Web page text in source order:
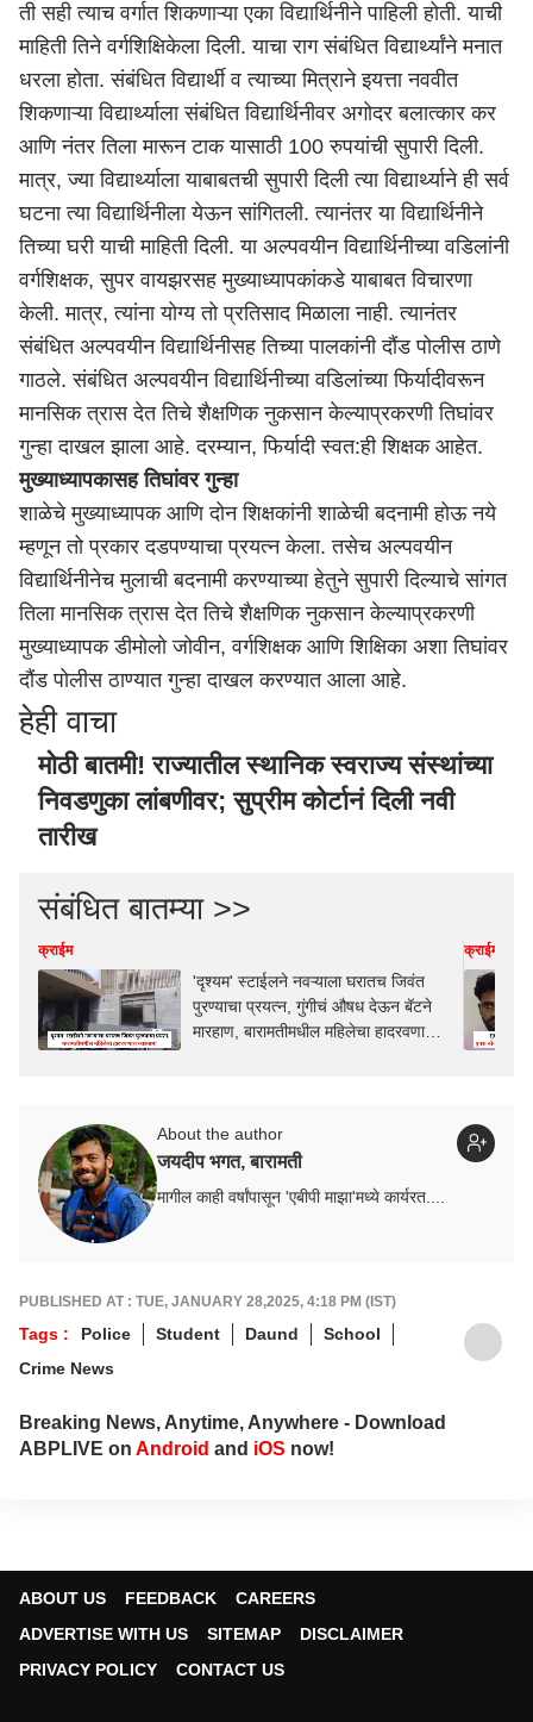
ती सही त्याच वर्गात शिकणाऱ्या एका विद्यार्थिनीने पाहिली होती. याची
माहिती तिने वर्गशिक्षिकेला दिली. याचा राग संबंधित विद्यार्थ्यांने मनात
धरला होता. संबंधित विद्यार्थी व त्याच्या मित्राने इयत्ता नववीत
शिकणाऱ्या विद्यार्थ्याला संबंधित विद्यार्थिनीवर अगोदर बलात्कार कर
आणि नंतर तिला मारून टाक यासाठी 100 रुपयांची सुपारी दिली.
मात्र, ज्या विद्यार्थ्याला याबाबतची सुपारी दिली त्या विद्यार्थ्याने ही सर्व
घटना त्या विद्यार्थिनीला येऊन सांगितली. त्यानंतर या विद्यार्थिनीने
तिच्या घरी याची माहिती दिली. या अल्पवयीन विद्यार्थिनीच्या वडिलांनी
वर्गशिक्षक, सुपर वायझरसह मुख्याध्यापकांकडे याबाबत विचारणा
केली. मात्र, त्यांना योग्य तो प्रतिसाद मिळाला नाही. त्यानंतर
संबंधित अल्पवयीन विद्यार्थिनीसह तिच्या पालकांनी दौंड पोलीसठाणे
गाठले. संबंधित अल्पवयीन विद्यार्थिनीच्या वडिलांच्या फिर्यादीवरून
मानसिक त्रास देत तिचे शैक्षणिक नुकसान केल्याप्रकरणी तिघांवर
गुन्हा दाखल झाला आहे. दरम्यान, फिर्यादी स्वत:ही शिक्षक आहेत.
मुख्याध्यापकासह तिघांवर गुन्हा
शाळेचे मुख्याध्यापक आणि दोन शिक्षकांनी शाळेची बदनामी होऊ नये
म्हणून तो प्रकार दडपण्याचा प्रयत्न केला. तसेच अल्पवयीन
विद्यार्थिनीनेच मुलाची बदनामी करण्याच्या हेतुने सुपारी दिल्याचे सांगत
तिला मानसिक त्रास देत तिचे शैक्षणिक नुकसान केल्याप्रकरणी
मुख्याध्यापक डीमोलो जोवीन, वर्गशिक्षक आणि शिक्षिका अशा तिघांवर
दौंड पोलीस ठाण्यात गुन्हा दाखल करण्यात आला आहे.
हेही वाचा
मोठी बातमी! राज्यातील स्थानिक स्वराज्य संस्थांच्या
निवडणुका लांबणीवर; सुप्रीम कोर्टानं दिली नवी
तारीख
संबंधित बातम्या >>
क्राईम
'दृश्यम' स्टाईलने नवऱ्याला घरातच जिवंत
पुरण्याचा प्रयत्न, गुंगीचं औषध देऊन बॅटने
मारहाण, बारामतीमधील महिलेचा हादरवणारा
क्राईम
About the author
जयदीप भगत, बारामती
मागील काही वर्षांपासून 'एबीपी माझा'मध्ये कार्यरत....
PUBLISHED AT : TUE, JANUARY 28,2025, 4:18 PM (IST)
Tags : Police Student Daund
School
Crime News
Breaking News, Anytime, Anywhere - Download
ABPLIVE on Android and iOS now!
ABOUT US FEEDBACK
CAREERS
ADVERTISE WITH US
SITEMAP
DISCLAIMER
PRIVACY POLICY
CONTACT US